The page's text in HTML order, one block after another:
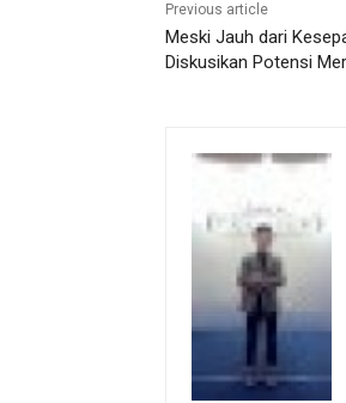
Previous article
Meski Jauh dari
Diskusikan Potensi